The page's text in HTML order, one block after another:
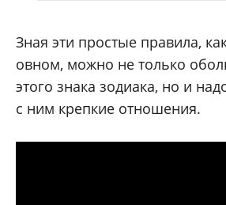
Зная эти простые правила,
овном, можно не только
этого знака зодиака, но и
с ним крепкие отношения.